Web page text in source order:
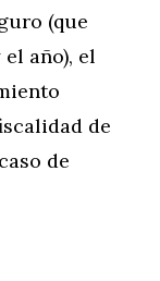
(que
año), el
de
de